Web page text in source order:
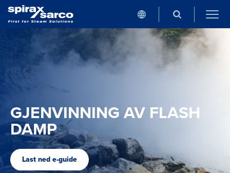
GJENVINNING AV FLASH
DAMP
Last ned e-guide